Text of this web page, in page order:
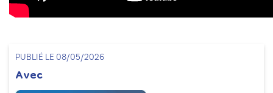
PUBLIÉ LE 08/05/2026
Avec